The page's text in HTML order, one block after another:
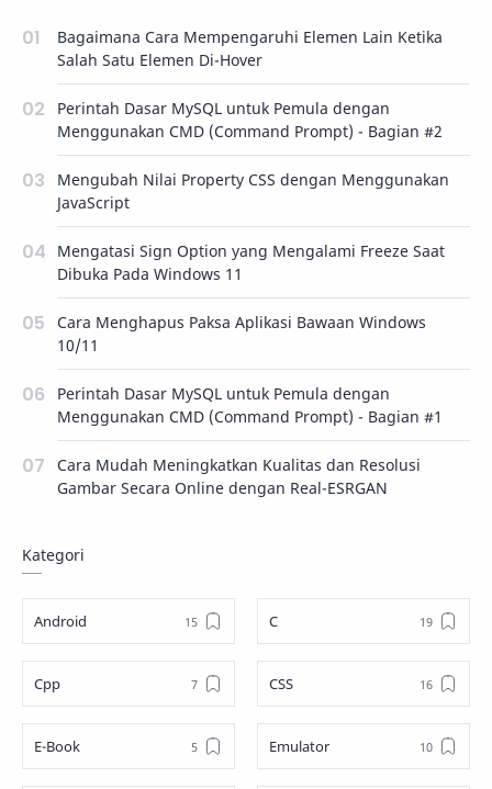
Bagaimana Cara Mempengaruhi Elemen Lain Ketika
Salah Satu Elemen Di-Hover
Perintah Dasar MySQL untuk Pemula dengan
Menggunakan CMD (Command Prompt) - Bagian #2
Mengubah Nilai Property CSS dengan Menggunakan
JavaScript
Mengatasi Sign Option yang Mengalami Freeze Saat
Dibuka Pada Windows 11
Cara Menghapus Paksa Aplikasi Bawaan Windows
10/11
Perintah Dasar MySQL untuk Pemula dengan
Menggunakan CMD (Command Prompt) - Bagian #1
Cara Mudah Meningkatkan Kualitas dan Resolusi
Gambar Secara Online dengan Real-ESRGAN
Kategori
Android C
Cpp CSS
E-Book Emulator